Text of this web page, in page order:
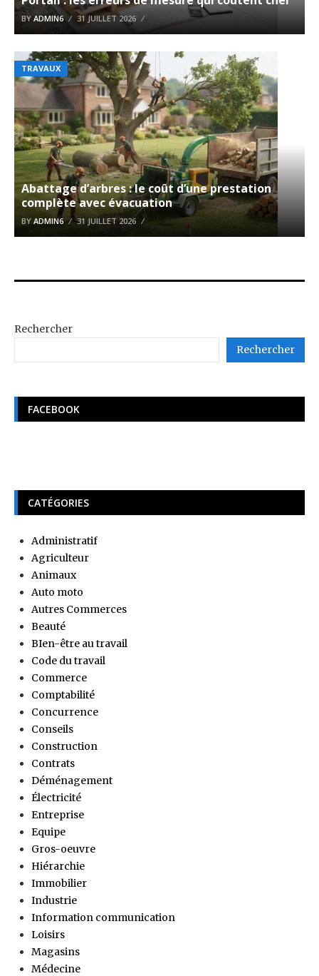
BY ADMIN6 31 JUILLET 2026
TRAVAUX
Abattage d’arbres : le coût d’une prestation
complète avec évacuation
BY ADMIN6 31 JUILLET 2026
Rechercher
Rechercher
FACEBOOK
CATÉGORIES
Administratif
Agriculteur
Animaux
Auto moto
Autres Commerces
Beauté
BIen-être au travail
Code du travail
Commerce
Comptabilité
Concurrence
Conseils
Construction
Contrats
Déménagement
Électricité
Entreprise
Equipe
Gros-oeuvre
Hiérarchie
Immobilier
Industrie
Information communication
Loisirs
Magasins
Médecine